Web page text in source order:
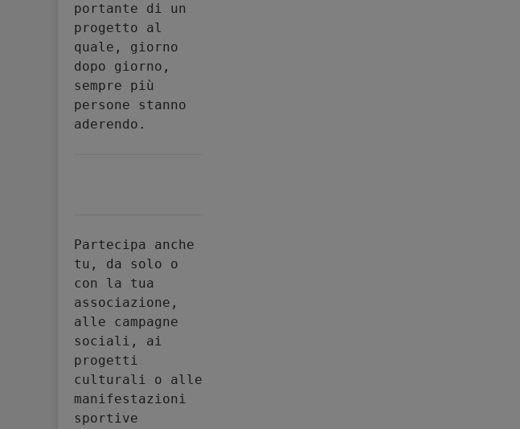
portante di un
progetto al
quale, giorno
dopo giorno,
sempre più
persone stanno
aderendo.
Partecipa anche
tu, da solo o
con la tua
associazione,
alle campagne
sociali, ai
progetti
culturali o alle
manifestazioni
sportive